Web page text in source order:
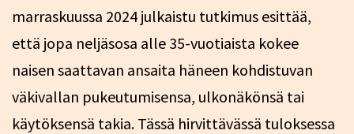
marraskuussa 2024 julkaistu tutkimus esittää,
että jopa neljäsosa alle 35-vuotiaista kokee
naisen saattavan ansaita häneen kohdistuvan
väkivallan pukeutumisensa, ulkonäkönsä tai
käytöksensä takia. Tässä hirvittävässä tuloksessa